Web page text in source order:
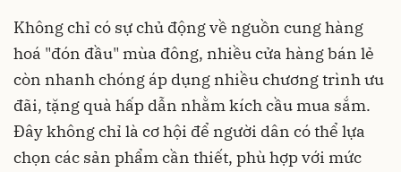
Không chỉ có sự chủ động về nguồn cung hàng
hoá "đón đầu" mùa đông, nhiều cửa hàng bán lẻ
còn nhanh chóng áp dụng nhiều chương trình ưu
đãi, tặng quà hấp dẫn nhằm kích cầu mua sắm.
Đây không chỉ là cơ hội để người dân có thể lựa
chọn các sản phẩm cần thiết, phù hợp với mức